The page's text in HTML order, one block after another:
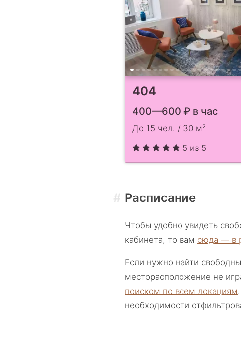
404
400—600 ₽ в час
До 15 чел. / 30 м²
5 из 5
Расписание
Чтобы удобно увидеть
кабинета, то вам сюда — в
Если нужно найти
месторасположение не
поиском по всем локациям
необходимости